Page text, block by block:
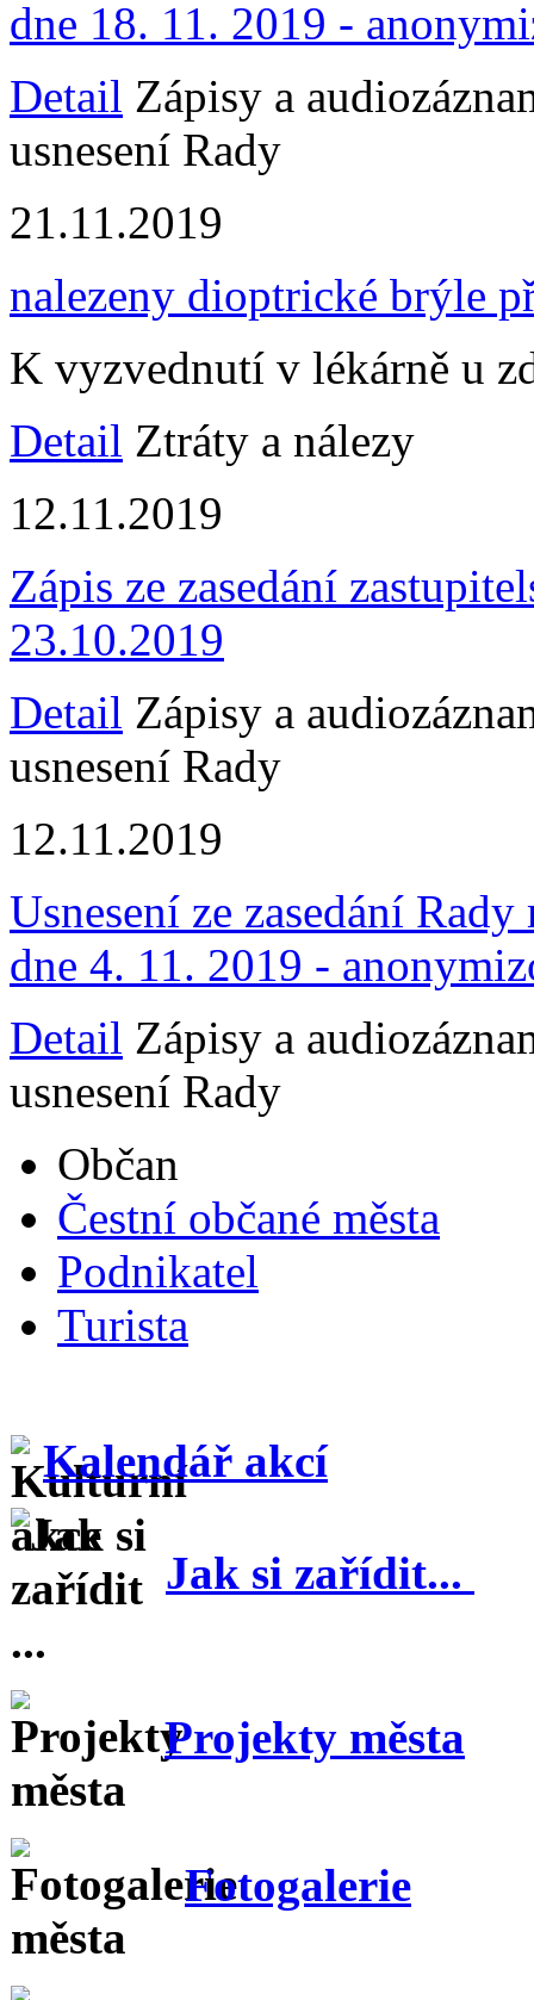
dne 18. 11. 2019 -
Detail Zápisy a
usnesení Rady
21.11.2019
nalezeny dioptrické brýle
K vyzvednutí v lékárně u
Detail Ztráty a nálezy
12.11.2019
Zápis ze zasedání
23.10.2019
Detail Zápisy a
usnesení Rady
12.11.2019
Usnesení ze zasedání
dne 4. 11. 2019 -
Detail Zápisy a
usnesení Rady
Občan
Čestní občané města
Podnikatel
Turista
Kalendář akcí
Jak si zařídit...
Projekty města
Fotogalerie